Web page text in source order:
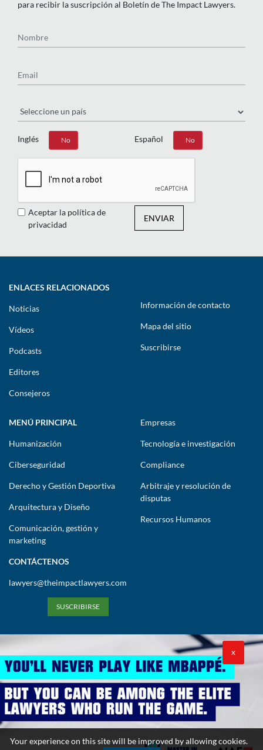
para recibir la suscripción al Boletín de The Impact Lawyers.
Inglés
Sí No Español
Sí No
Aceptar la política de
privacidad
ENVIAR
ENLACES RELACIONADOS
Noticias
Vídeos
Podcasts
Editores
Consejeros
Información de contacto
Mapa del sitio
Suscribirse
MENÚ PRINCIPAL
Humanización
Ciberseguridad
Derecho y Gestión Deportiva
Arquitectura y Diseño
Comunicación, gestión y
marketing
Empresas
Tecnología e investigación
Compliance
Arbitraje y resolución de
disputas
Recursos Humanos
CONTÁCTENOS
lawyers@theimpactlawyers.com
SUSCRIBIRSE
Política de privacidad Política de cookies
Términos y condiciones
Copyright 2026. Powered by Impact Lawyers
X
Your experience on this site will be improved by allowing cookies.